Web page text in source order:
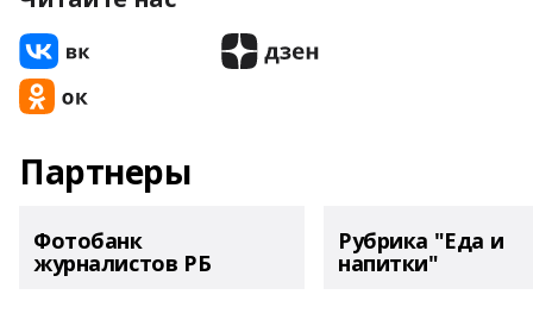
Партнеры
Фотобанк
журналистов РБ
Рубрика "Еда и
напитки"